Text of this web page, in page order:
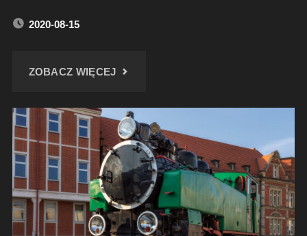
2020-08-15
ZOBACZ WIĘCEJ"POMNIK
ROGERA"